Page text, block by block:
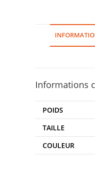
Informations
POIDS
TAILLE
COULEUR